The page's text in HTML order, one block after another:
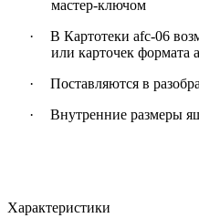
мастер-ключом
·
В Картотеки afc-06
или карточек формата
·
Поставляются в
·
Внутренние размеры
Характеристики